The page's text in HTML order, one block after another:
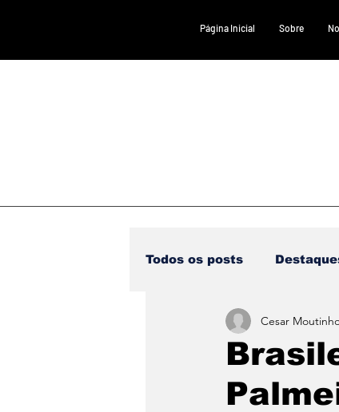
Página Inicial Sobre
Todos os posts
DESTAQUE 1
Cesar